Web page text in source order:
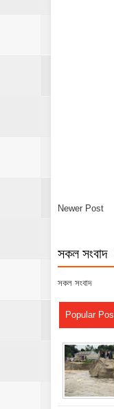
Newer Post
সকল সংবাদ
সকল সংবাদ
Popular